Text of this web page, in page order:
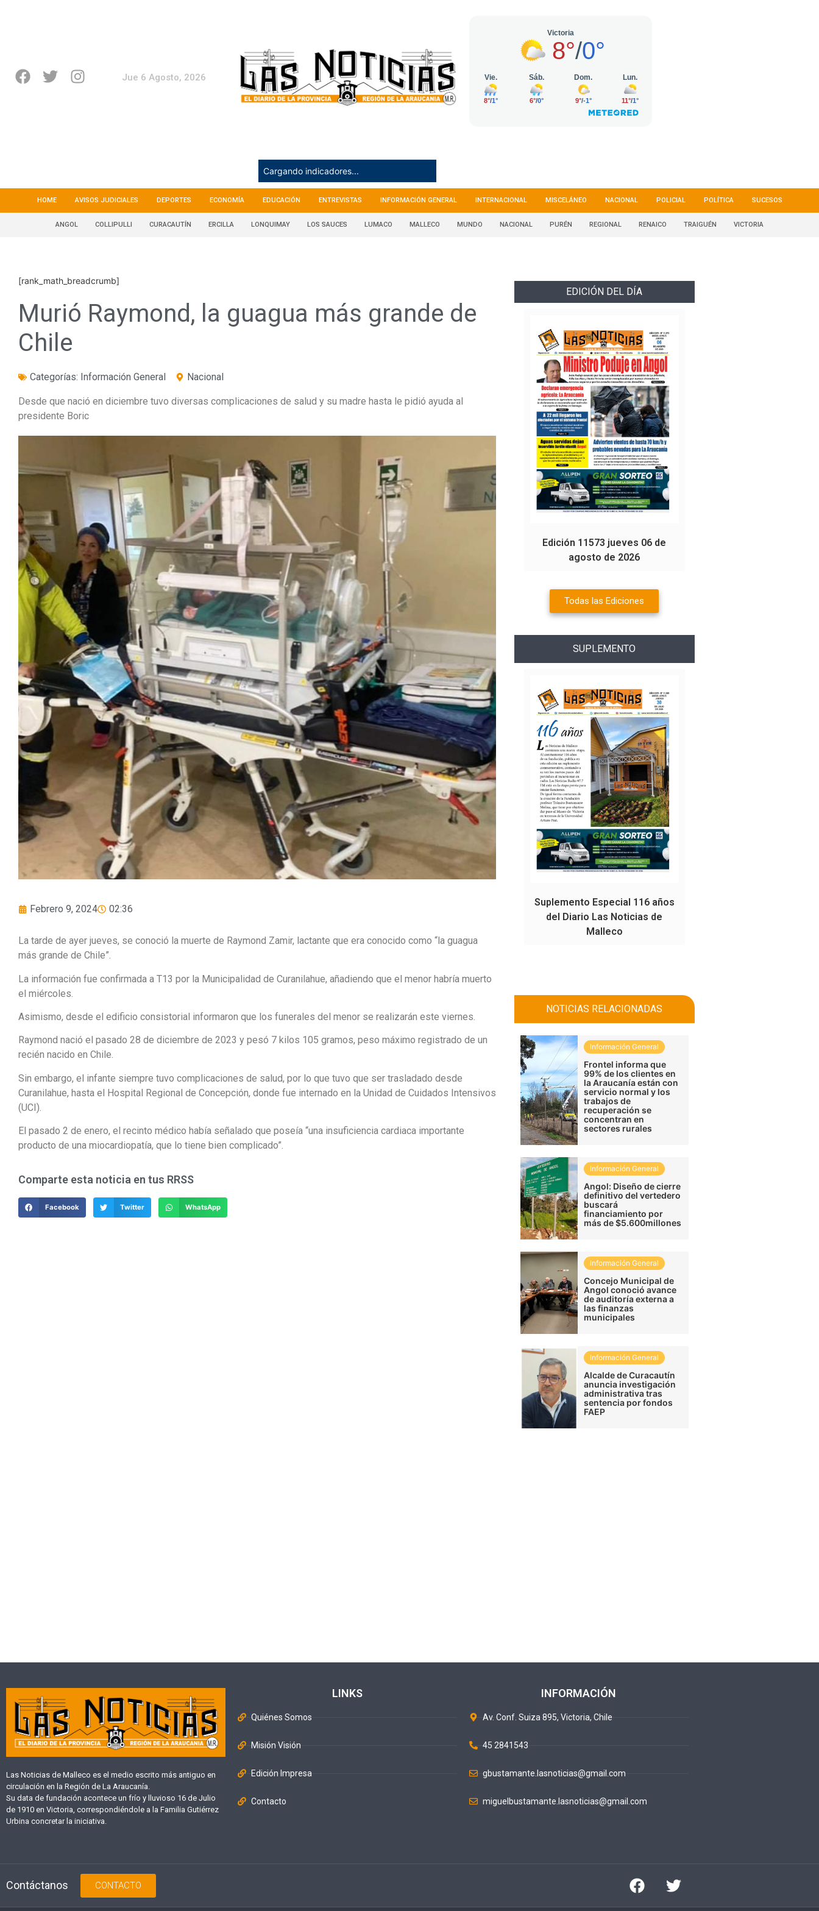
Jue 6 Agosto, 2026
Cargando indicadores...
HOME AVISOS JUDICIALES DEPORTES ECONOMÍA EDUCACIÓN ENTREVISTAS INFORMACIÓN GENERAL INTERNACIONAL MISCELÁNEO NACIONAL POLICIAL POLÍTICA SUCESOS
ANGOL COLLIPULLI CURACAUTÍN ERCILLA LONQUIMAY LOS SAUCES LUMACO MALLECO MUNDO NACIONAL PURÉN REGIONAL RENAICO TRAIGUÉN VICTORIA
[rank_math_breadcrumb]
Murió Raymond, la guagua más grande de
Chile
Categorías: Información General Nacional
Desde que nació en diciembre tuvo diversas complicaciones de salud y su madre hasta le pidió ayuda al
presidente Boric
Febrero 9, 2024 02:36
La tarde de ayer jueves, se conoció la muerte de Raymond Zamir, lactante que era conocido como “la guagua
más grande de Chile”.
La información fue confirmada a T13 por la Municipalidad de Curanilahue, añadiendo que el menor habría muerto
el miércoles.
Asimismo, desde el edificio consistorial informaron que los funerales del menor se realizarán este viernes.
Raymond nació el pasado 28 de diciembre de 2023 y pesó 7 kilos 105 gramos, peso máximo registrado de un
recién nacido en Chile.
Sin embargo, el infante siempre tuvo complicaciones de salud, por lo que tuvo que ser trasladado desde
Curanilahue, hasta el Hospital Regional de Concepción, donde fue internado en la Unidad de Cuidados Intensivos
(UCI).
El pasado 2 de enero, el recinto médico había señalado que poseía “una insuficiencia cardiaca importante
producto de una miocardiopatía, que lo tiene bien complicado”.
Comparte esta noticia en tus RRSS
Facebook Twitter WhatsApp
EDICIÓN DEL DÍA
Edición 11573 jueves 06 de
agosto de 2026
Todas las Ediciones
SUPLEMENTO
Suplemento Especial 116 años
del Diario Las Noticias de
Malleco
NOTICIAS RELACIONADAS
Información General
Frontel informa que
99% de los clientes en
la Araucanía están con
servicio normal y los
trabajos de
recuperación se
concentran en
sectores rurales
Información General
Angol: Diseño de cierre
definitivo del vertedero
buscará
financiamiento por
más de $5.600millones
Información General
Concejo Municipal de
Angol conoció avance
de auditoría externa a
las finanzas
municipales
Información General
Alcalde de Curacautín
anuncia investigación
administrativa tras
sentencia por fondos
FAEP
Las Noticias de Malleco es el medio escrito más antiguo en
circulación en la Región de La Araucanía.
Su data de fundación acontece un frío y lluvioso 16 de Julio
de 1910 en Victoria, correspondiéndole a la Familia Gutiérrez
Urbina concretar la iniciativa.
LINKS
Quiénes Somos
Misión Visión
Edición Impresa
Contacto
INFORMACIÓN
Av. Conf. Suiza 895, Victoria, Chile
45 2841543
gbustamante.lasnoticias@gmail.com
miguelbustamante.lasnoticias@gmail.com
Contáctanos CONTACTO